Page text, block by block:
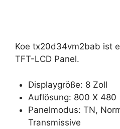
Koe tx20d34vm2bab ist
TFT-LCD Panel.
Displaygröße: 8 Zoll
Auflösung: 800 X 480
Panelmodus: TN,
Transmissive